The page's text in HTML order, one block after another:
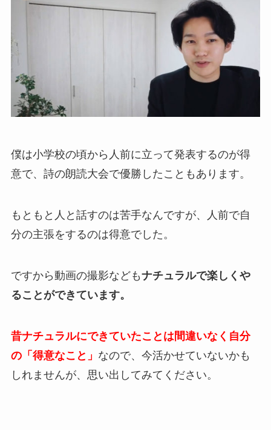
僕は小学校の頃から人前に立って発表するのが得
意で、詩の朗読大会で優勝したこともあります。
もともと人と話すのは苦手なんですが、人前で自
分の主張をするのは得意でした。
ですから動画の撮影などもナチュラルで楽しくや
ることができています。
昔ナチュラルにできていたことは間違いなく自分
の「得意なこと」 なので、今活かせていないかも
しれませんが、思い出してみてください。